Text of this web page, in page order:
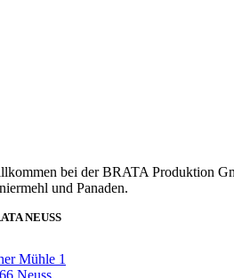
bei der BRATA Produktion
und Panaden.
NEUSS
Mühle 1
Neuss